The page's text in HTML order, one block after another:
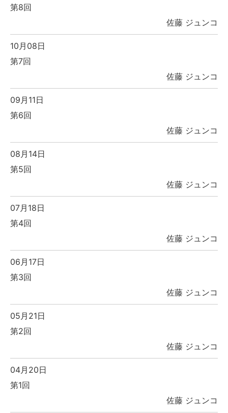
第8回
佐藤 ジュンコ
10月08日
第7回
佐藤 ジュンコ
09月11日
第6回
佐藤 ジュンコ
08月14日
第5回
佐藤 ジュンコ
07月18日
第4回
佐藤 ジュンコ
06月17日
第3回
佐藤 ジュンコ
05月21日
第2回
佐藤 ジュンコ
04月20日
第1回
佐藤 ジュンコ